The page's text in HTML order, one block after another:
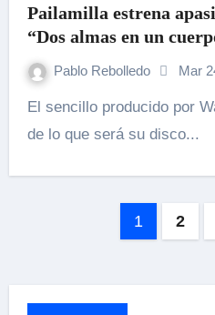
Pailamilla estrena
“Dos almas en un
romántico.
Pablo Rebolledo Mar
El sencillo producido por Wally Lara es un adelanto
de lo que será su disco...
Paginación
entradas
1 2